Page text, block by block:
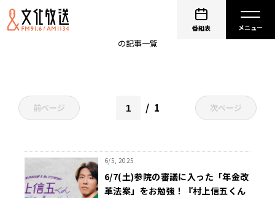
番組表
の記事一覧
前ページ 1 次ページ
6/5, 2025
6/7(土)参院の審議に入った「年金改
革法案」をお勉強！『村上信五くん